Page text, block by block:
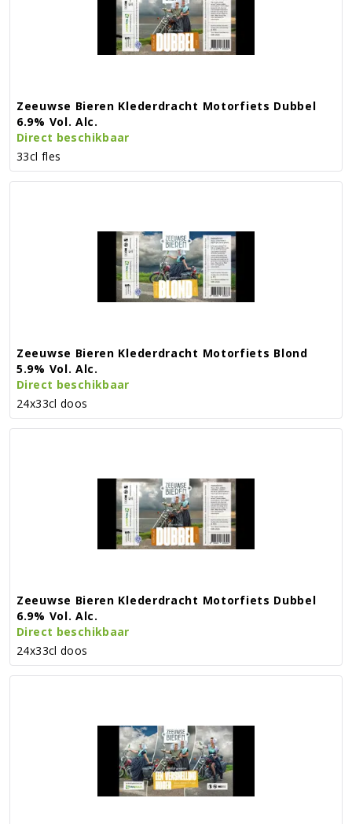
Zeeuwse Bieren Klederdracht Motorfiets Dubbel
6.9% Vol. Alc.
Direct beschikbaar
33cl fles
Zeeuwse Bieren Klederdracht Motorfiets Blond
5.9% Vol. Alc.
Direct beschikbaar
24x33cl doos
Zeeuwse Bieren Klederdracht Motorfiets Dubbel
6.9% Vol. Alc.
Direct beschikbaar
24x33cl doos